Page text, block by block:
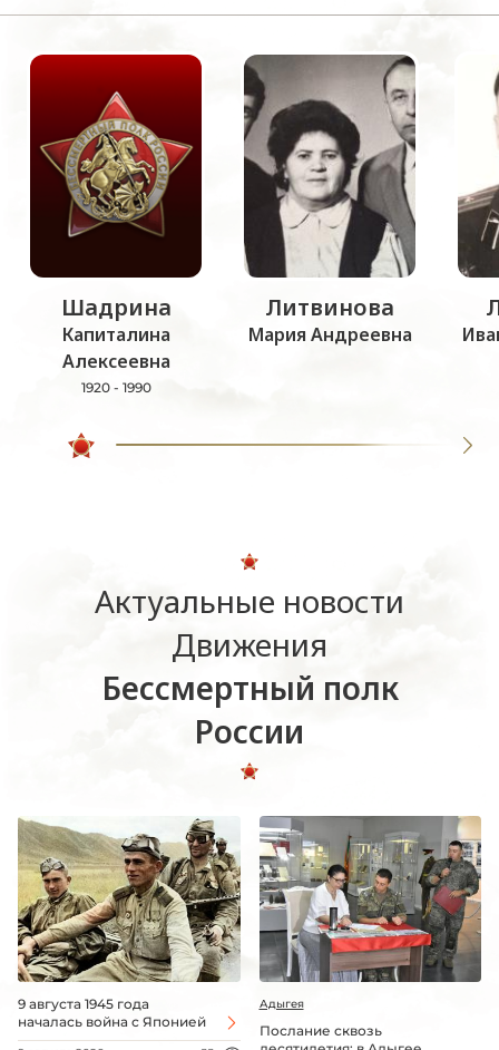
Шадрина
Капиталина
Алексеевна
1920 - 1990
Литвинова
Мария Андреевна
Актуальные новости
Движения
Бессмертный полк
России
9 августа 1945 года
началась война с Японией
Адыгея
Послание сквозь